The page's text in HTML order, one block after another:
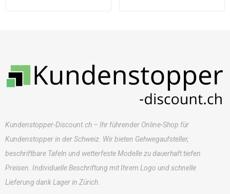
Kundenstopper-Discount.ch – Ihr führender Online-Shop für
Kundenstopper in der Schweiz. Wir bieten Gehwegaufsteller,
beschriftbare Tafeln und wetterfeste Modelle zu dauerhaft tiefen
Preisen. Individuelle Beschriftung mit Ihrem Logo und schnelle
Lieferung dank Lager in Zürich.